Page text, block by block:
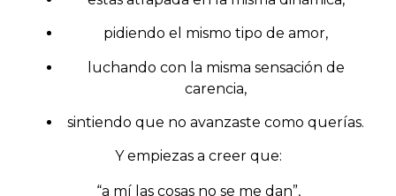
pidiendo el mismo tipo de amor,
luchando con la misma sensación de
carencia,
sintiendo que no avanzaste como querías.
Y empiezas a creer que:
“a mí las cosas no se me dan”,